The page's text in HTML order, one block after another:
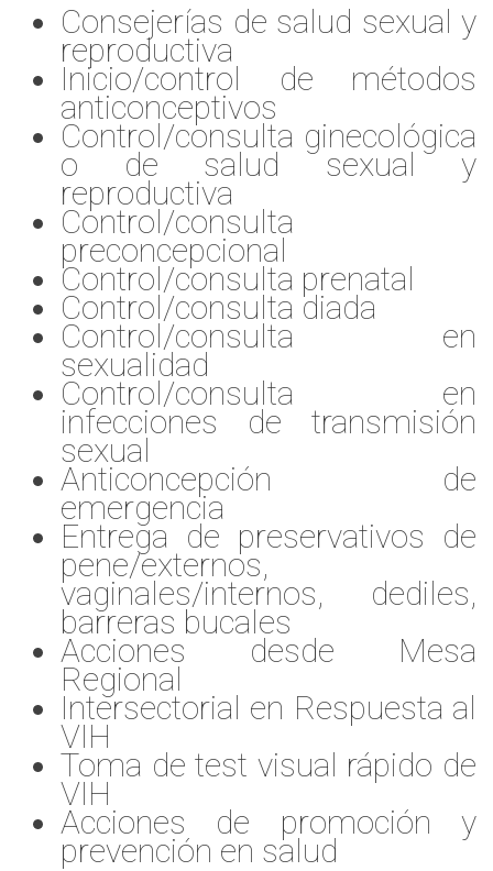
Consejerías de salud sexual y
reproductiva
Inicio/control de métodos
anticonceptivos
Control/consulta ginecológica
o de salud sexual y
reproductiva
Control/consulta
preconcepcional
Control/consulta prenatal
Control/consulta diada
Control/consulta en
sexualidad
Control/consulta en
infecciones de transmisión
sexual
Anticoncepción de
emergencia
Entrega de preservativos de
pene/externos,
vaginales/internos, dediles,
barreras bucales
Acciones desde Mesa
Regional
Intersectorial en Respuesta al
VIH
Toma de test visual rápido de
VIH
Acciones de promoción y
prevención en salud